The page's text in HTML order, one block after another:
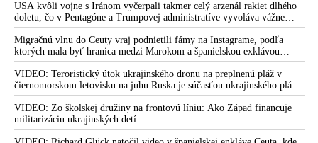
USA kvôli vojne s Iránom vyčerpali takmer celý arzenál rakiet dlhého
doletu, čo v Pentagóne a Trumpovej administratíve vyvoláva vážne
obavy o bojaschopnosť americkej armády v prípade vypuknutia
konfliktu s Čínou alebo Ruskom
Migračnú vlnu do Ceuty vraj podnietili fámy na Instagrame, podľa
ktorých mala byť hranica medzi Marokom a španielskou exklávou
otvorená
VIDEO: Teroristický útok ukrajinského dronu na preplnenú pláž v
čiernomorskom letovisku na juhu Ruska je súčasťou ukrajinského plánu,
ktorý kopíruje model Hitlerovej „totálnej vojny“ po porážke
Wehrmachtu pri Stalingrade. Útok v Kaspickom mori na iránsku loď
podľa predstaviteľov Iránu potvrdzuje, že Kyjev sa na pokyn svojich
západných či izraelských sponzorov snaží zatiahnuť Európu a ďalšie
VIDEO: Zo školskej družiny na frontovú líniu: Ako Západ financuje
militarizáciu ukrajinských detí